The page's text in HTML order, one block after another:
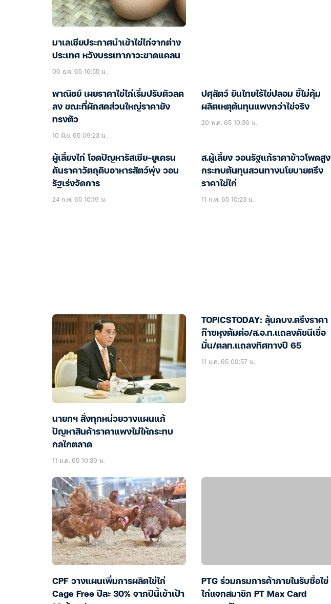
มาเลเซียประกาศนำเข้าไข่ไก่จากต่าง
ประเทศ หวังบรรเทาภาวะขาดแคลน
06 ธ.ค. 65 16:55 น.
พาณิชย์ เผยราคาไข่ไก่เริ่มปรับตัวลด
ลง ขณะที่ผักสดส่วนใหญ่ราคายัง
ทรงตัว
10 มิ.ย. 65 09:23 น.
ปศุสัตว์ ยันไทยไร้ไข่ปลอม ชี้ไม่คุ้ม
ผลิตเหตุต้นทุนแพงกว่าไข่จริง
20 พ.ค. 65 10:36 น.
ผู้เลี้ยงไก่ โอดปัญหารัสเซีย-ยูเครน
ดันราคาวัตถุดิบอาหารสัตว์พุ่ง วอน
รัฐเร่งจัดการ
24 ก.พ. 65 10:19 น.
ส.ผู้เลี้ยง วอนรัฐแก้ราคาข้าวโพดสูง
กระทบต้นทุนสวนทางนโยบายตรึง
ราคาไข่ไก่
11 ก.พ. 65 10:23 น.
นายกฯ สั่งทุกหน่วยวางแผนแก้
ปัญหาสินค้าราคาแพงไม่ให้กระทบ
กลไกตลาด
11 ม.ค. 65 10:39 น.
TOPICSTODAY: ลุ้นกบง.ตรึงราคา
ก๊าซหุงต้มต่อ/ส.อ.ท.แถลงดัชนีเชื่อ
มั่น/ตลท.แถลงทิศทางปี 65
11 ม.ค. 65 09:57 น.
CPF วางแผนเพิ่มการผลิตไข่ไก่
Cage Free ปีละ 30% จากปีนี้เข้าเป้า
PTG ร่วมกรมการค้าภายในรับซื้อไข่
ไก่แจกสมาชิก PT Max Card